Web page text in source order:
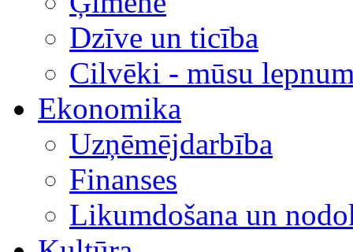
Dzīve un ticība
Cilvēki - mūsu
Ekonomika
Uzņēmējdarbība
Finanses
Likumdošana un